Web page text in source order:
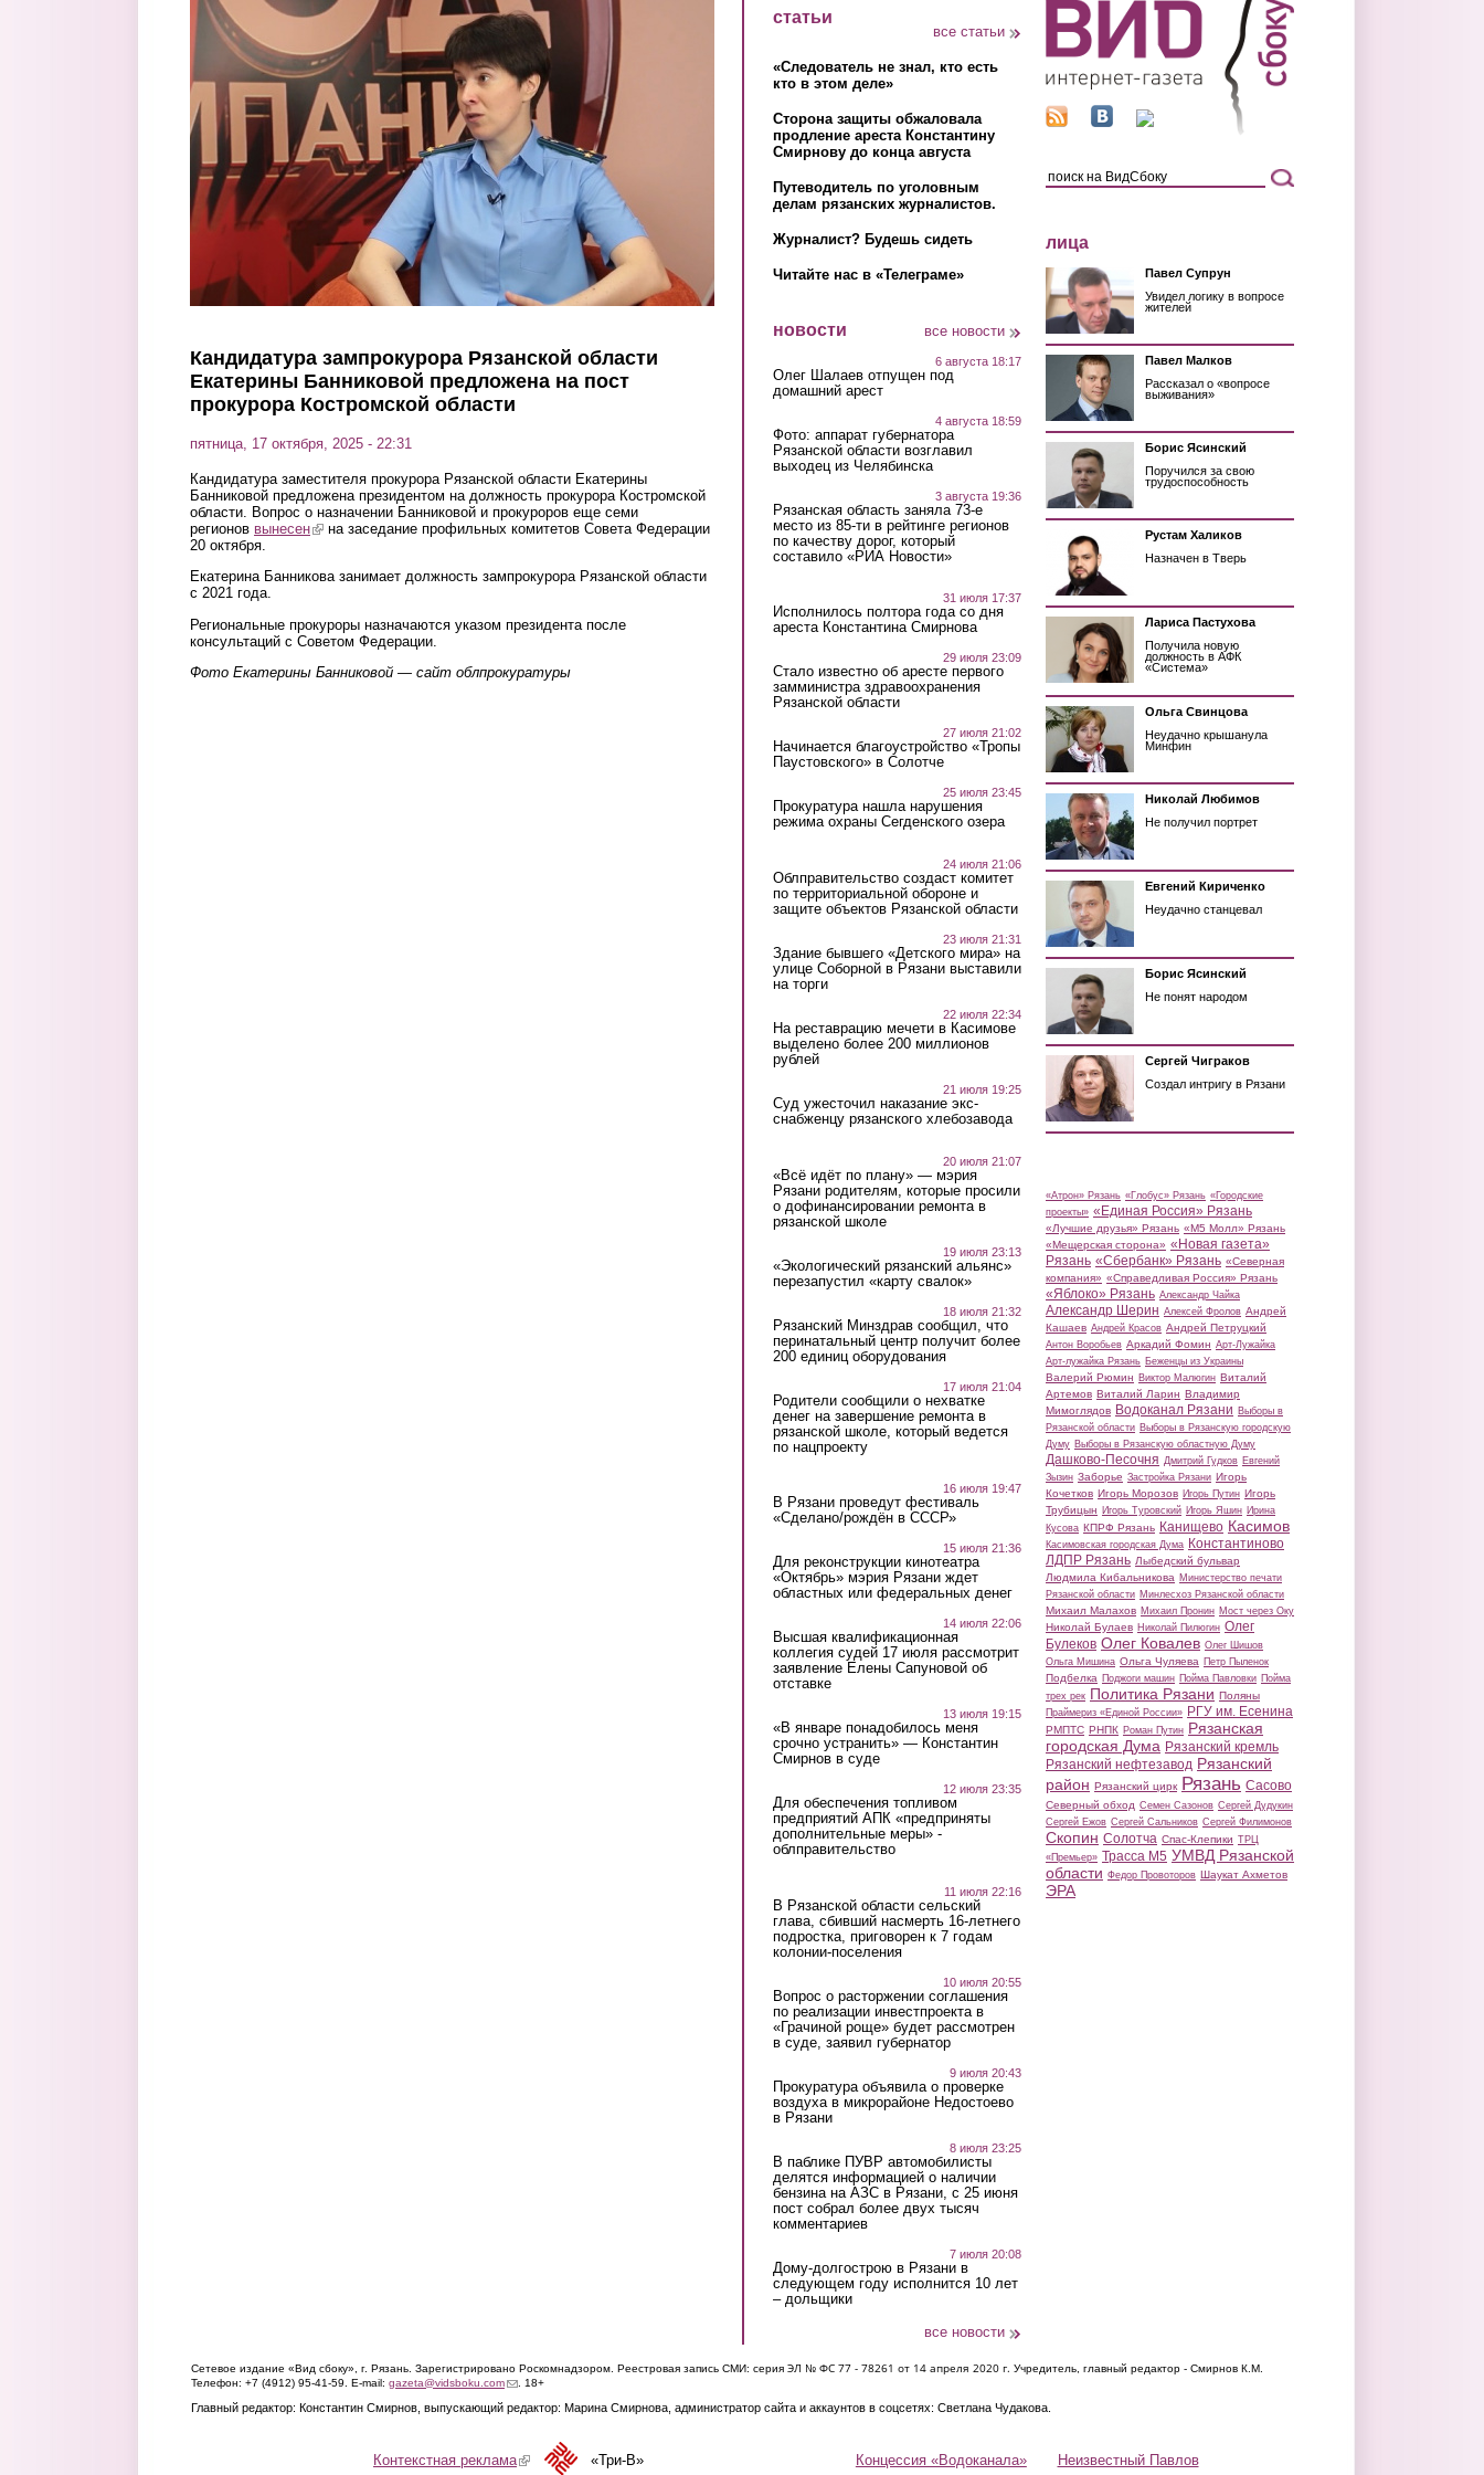
Перейти к основному содержанию
Кандидатура зампрокурора Рязанской области
Екатерины Банниковой предложена на пост
прокурора Костромской области
пятница, 17 октября, 2025 - 22:31
Кандидатура заместителя прокурора Рязанской области Екатерины
Банниковой предложена президентом на должность прокурора Костромской
области. Вопрос о назначении Банниковой и прокуроров еще семи
регионов вынесен(link is external)
на заседание профильных комитетов Совета Федерации
20 октября.
Екатерина Банникова занимает должность зампрокурора Рязанской области
с 2021 года.
Региональные прокуроры назначаются указом президента после
консультаций с Советом Федерации.
Фото Екатерины Банниковой — сайт облпрокуратуры
статьи
все статьи
«Следователь не знал, кто есть
кто в этом деле»
Сторона защиты обжаловала
продление ареста Константину
Смирнову до конца августа
Путеводитель по уголовным
делам рязанских журналистов.
Журналист? Будешь сидеть
Читайте нас в «Телеграме»
новости все новости
6 августа 18:17
Олег Шалаев отпущен под
домашний арест
4 августа 18:59
Фото: аппарат губернатора
Рязанской области возглавил
выходец из Челябинска
3 августа 19:36
Рязанская область заняла 73-е
место из 85-ти в рейтинге регионов
по качеству дорог, который
составило «РИА Новости»
31 июля 17:37
Исполнилось полтора года со дня
ареста Константина Смирнова
29 июля 23:09
Стало известно об аресте первого
замминистра здравоохранения
Рязанской области
27 июля 21:02
Начинается благоустройство «Тропы
Паустовского» в Солотче
25 июля 23:45
Прокуратура нашла нарушения
режима охраны Сегденского озера
24 июля 21:06
Облправительство создаст комитет
по территориальной обороне и
защите объектов Рязанской области
23 июля 21:31
Здание бывшего «Детского мира» на
улице Соборной в Рязани выставили
на торги
22 июля 22:34
На реставрацию мечети в Касимове
выделено более 200 миллионов
рублей
21 июля 19:25
Суд ужесточил наказание экс-
снабженцу рязанского хлебозавода
20 июля 21:07
«Всё идёт по плану» — мэрия
Рязани родителям, которые просили
о дофинансировании ремонта в
рязанской школе
19 июля 23:13
«Экологический рязанский альянс»
перезапустил «карту свалок»
18 июля 21:32
Рязанский Минздрав сообщил, что
перинатальный центр получит более
200 единиц оборудования
17 июля 21:04
Родители сообщили о нехватке
денег на завершение ремонта в
рязанской школе, который ведется
по нацпроекту
16 июля 19:47
В Рязани проведут фестиваль
«Сделано/рождён в СССР»
15 июля 21:36
Для реконструкции кинотеатра
«Октябрь» мэрия Рязани ждет
областных или федеральных денег
14 июля 22:06
Высшая квалификационная
коллегия судей 17 июля рассмотрит
заявление Елены Сапуновой об
отставке
13 июля 19:15
«В январе понадобилось меня
срочно устранить» — Константин
Смирнов в суде
12 июля 23:35
Для обеспечения топливом
предприятий АПК «предприняты
дополнительные меры» -
облправительство
11 июля 22:16
В Рязанской области сельский
глава, сбивший насмерть 16-летнего
подростка, приговорен к 7 годам
колонии-поселения
10 июля 20:55
Вопрос о расторжении соглашения
по реализации инвестпроекта в
«Грачиной роще» будет рассмотрен
в суде, заявил губернатор
9 июля 20:43
Прокуратура объявила о проверке
воздуха в микрорайоне Недостоево
в Рязани
8 июля 23:25
В паблике ПУВР автомобилисты
делятся информацией о наличии
бензина на АЗС в Рязани, с 25 июня
пост собрал более двух тысяч
комментариев
7 июля 20:08
Дому-долгострою в Рязани в
следующем году исполнится 10 лет
– дольщики
все новости
лица
Павел Супрун
Увидел логику в вопросе
жителей
Павел Малков
Рассказал о «вопросе
выживания»
Борис Ясинский
Поручился за свою
трудоспособность
Рустам Халиков
Назначен в Тверь
Лариса Пастухова
Получила новую
должность в АФК
«Система»
Ольга Свинцова
Неудачно крышанула
Минфин
Николай Любимов
Не получил портрет
Евгений Кириченко
Неудачно станцевал
Борис Ясинский
Не понят народом
Сергей Чиграков
Создал интригу в Рязани
«Атрон» Рязань «Глобус» Рязань «Городские
проекты» «Единая Россия» Рязань
«Лучшие друзья» Рязань «М5 Молл» Рязань
«Мещерская сторона» «Новая газета»
Рязань «Сбербанк» Рязань «Северная
компания» «Справедливая Россия» Рязань
«Яблоко» Рязань Александр Чайка
Александр Шерин Алексей Фролов Андрей
Кашаев Андрей Красов Андрей Петруцкий
Антон Воробьев Аркадий Фомин Арт-Лужайка
Арт-лужайка Рязань Беженцы из Украины
Валерий Рюмин Виктор Малюгин Виталий
Артемов Виталий Ларин Владимир
Мимоглядов Водоканал Рязани Выборы в
Рязанской области Выборы в Рязанскую городскую
Думу Выборы в Рязанскую областную Думу
Дашково-Песочня Дмитрий Гудков Евгений
Зызин Заборье Застройка Рязани Игорь
Кочетков Игорь Морозов Игорь Путин Игорь
Трубицын Игорь Туровский Игорь Яшин Ирина
Кусова КПРФ Рязань Канищево Касимов
Касимовская городская Дума Константиново
ЛДПР Рязань Лыбедский бульвар
Людмила Кибальникова Министерство печати
Рязанской области Минлесхоз Рязанской области
Михаил Малахов Михаил Пронин Мост через Оку
Николай Булаев Николай Пилюгин Олег
Булеков Олег Ковалев Олег Шишов
Ольга Мишина Ольга Чуляева Петр Пыленок
Подбелка Поджоги машин Пойма Павловки Пойма
трех рек Политика Рязани Поляны
Праймериз «Единой России» РГУ им. Есенина
РМПТС РНПК Роман Путин Рязанская
городская Дума Рязанский кремль
Рязанский нефтезавод Рязанский
район Рязанский цирк Рязань Сасово
Северный обход Семен Сазонов Сергей Дудукин
Сергей Ежов Сергей Сальников Сергей Филимонов
Скопин Солотча Спас-Клепики ТРЦ
«Премьер» Трасса М5 УМВД Рязанской
области Федор Провоторов Шаукат Ахметов
ЭРА
Сетевое издание «Вид сбоку», г. Рязань. Зарегистрировано Роскомнадзором. Реестровая запись СМИ: серия ЭЛ № ФС 77 - 78261 от 14 апреля 2020 г. Учредитель, главный редактор - Смирнов К.М.
Телефон: +7 (4912) 95-41-59. E-mail: gazeta@vidsboku.com(link sends e-mail)
. 18+
Главный редактор: Константин Смирнов, выпускающий редактор: Марина Смирнова, администратор сайта и аккаунтов в соцсетях: Светлана Чудакова.
Концессия «Водоканала» Неизвестный Павлов
Контекстная реклама(link is external)«Три-В»